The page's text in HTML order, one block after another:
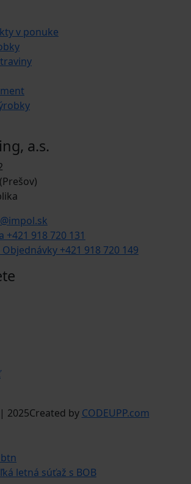
v ponuke
a.s.
+421 918 720 131
+421 918 720 149
2025Created by CODEUPP.com
letná súťaž s BOB